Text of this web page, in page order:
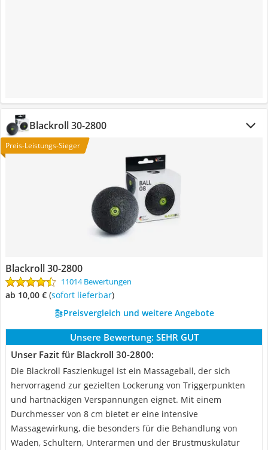
Blackroll 30-2800
Preis-Leistungs-Sieger
Blackroll 30-2800
11014 Bewertungen
ab 10,00 € ( Sofort lieferbar)
Preisvergleich und weitere Angebote
Unsere Bewertung: SEHR GUT
Unser Fazit für Blackroll 30-2800:
Die Blackroll Faszienkugel ist ein Massageball, der sich
hervorragend zur gezielten Lockerung von Triggerpunkten
und hartnäckigen Verspannungen eignet. Mit einem
Durchmesser von 8 cm bietet er eine intensive
Massagewirkung, die besonders für die Behandlung von
Waden, Schultern, Unterarmen und der Brustmuskulatur